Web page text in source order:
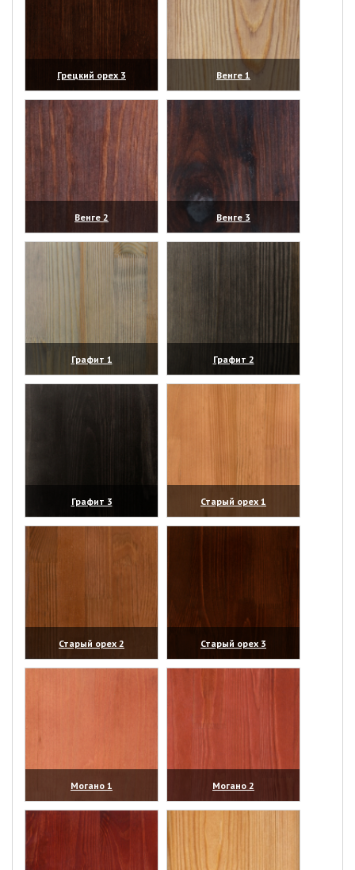
Грецкий орех 3
(увеличить)
Венге 1
(увеличить)
Венге 2
(увеличить)
Венге 3
(увеличить)
Графит 1
(увеличить)
Графит 2
(увеличить)
Графит 3
(увеличить)
Старый орех 1
(увеличить)
Старый орех 2
(увеличить)
Старый орех 3
(увеличить)
Могано 1
(увеличить)
Могано 2
(увеличить)